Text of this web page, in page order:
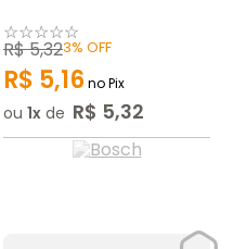
☆☆☆☆☆
R$5,323% OFF
R$ 5,16no Pix
ou 1 de R$ 5,32